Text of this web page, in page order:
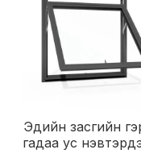
Эдийн засгийн
гадаа ус